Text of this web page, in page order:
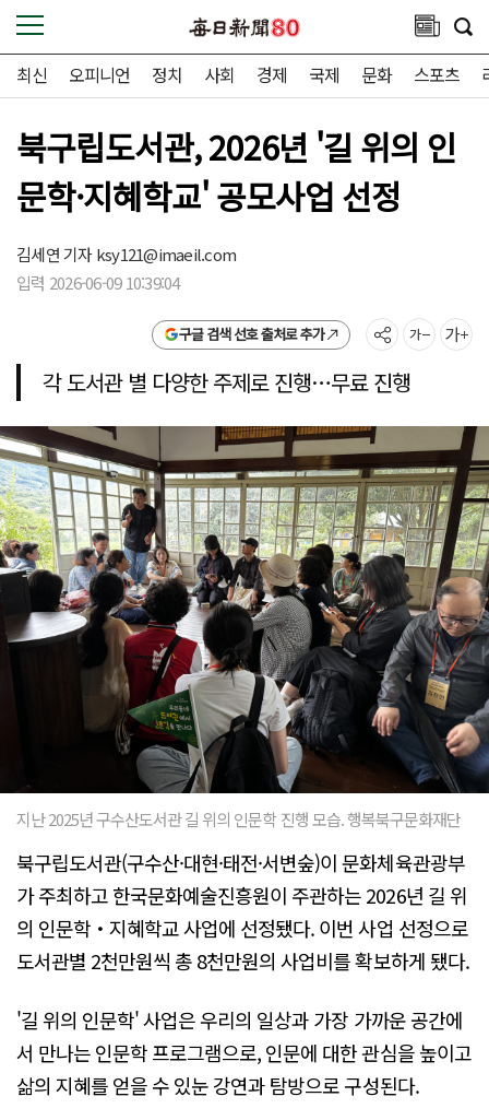
최신 오피니언 정치 사회 경제 국제 문화 스포츠
북구립도서관, 2026년 '길 위의 인
문학·지혜학교' 공모사업 선정
김세연 기자ksy121@imaeil.com
입력 2026-06-09 10:39:04
구글 검색 선호 출처로 추가
각 도서관 별 다양한 주제로 진행…무료 진행
지난 2025년 구수산도서관 길 위의 인문학 진행 모습. 행복북구문화재단
북구립도서관(구수산·대현·태전·서변숲)이 문화체육관광부
가 주최하고 한국문화예술진흥원이 주관하는 2026년 길 위
의 인문학・지혜학교 사업에 선정됐다. 이번 사업 선정으로
도서관별 2천만원씩 총 8천만원의 사업비를 확보하게 됐다.
'길 위의 인문학' 사업은 우리의 일상과 가장 가까운 공간에
서 만나는 인문학 프로그램으로, 인문에 대한 관심을 높이고
삶의 지혜를 얻을 수 있눈 강연과 탐방으로 구성된다.